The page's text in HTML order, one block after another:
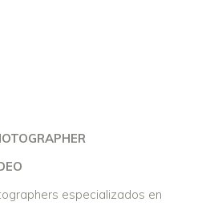
especializados en